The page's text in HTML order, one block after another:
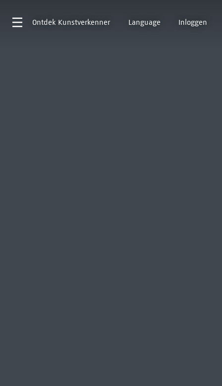
Ontdek Kunstverkenner Language Inloggen